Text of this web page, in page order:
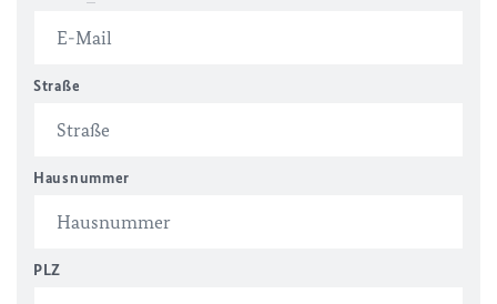
Straße
Hausnummer
PLZ